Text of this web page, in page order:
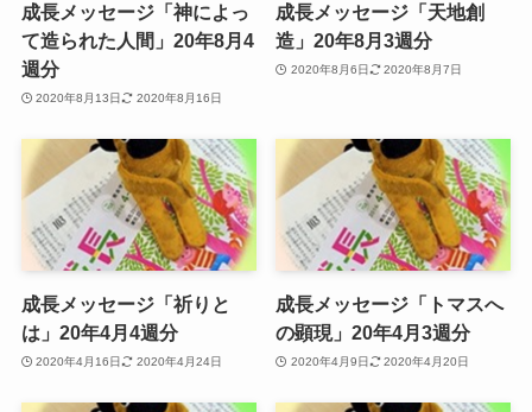
成長メッセージ「神によっ
て造られた人間」20年8月4
週分
2020年8月13日 2020年8月16日
成長メッセージ「天地創
造」20年8月3週分
2020年8月6日 2020年8月7日
成長メッセージ「祈りと
は」20年4月4週分
2020年4月16日 2020年4月24日
成長メッセージ「トマスへ
の顕現」20年4月3週分
2020年4月9日 2020年4月20日